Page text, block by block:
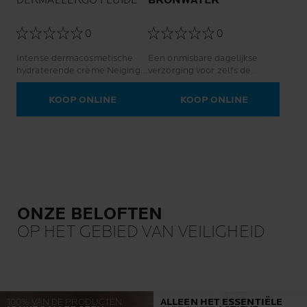
0
Intense dermacosmetische
hydraterende crème Neiging
tot allergische of zeer
gevoelige huidKOOP ONLINE
0
Een onmisbare dagelijkse
verzorging voor zelfs de
meest kwetsbare gevoelige
huid: pasgeborenen, kinderen,
vrouwen.
KOOP ONLINE
ONZE BELOFTEN
OP HET GEBIED VAN VEILIGHEID
100% VAN DE PRODUCTEN ALLEEN HET ESSENTIËLE